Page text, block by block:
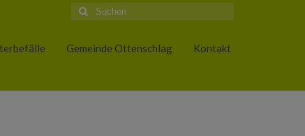
Suche
nach:
Gemeinde Ottenschlag Kontakt